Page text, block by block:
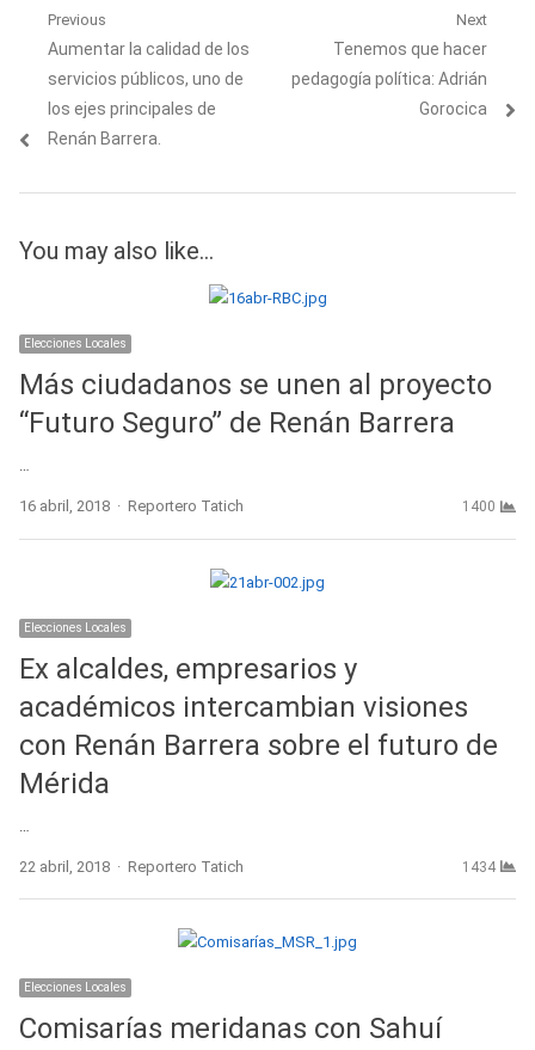
Navegación
de
entradas
Previous
Previous
post:
Aumentar la calidad de los
servicios públicos, uno de
los ejes principales de
Renán Barrera.
Next
Next
post:
Tenemos que hacer
pedagogía política: Adrián
Gorocica
You may also like...
Elecciones Locales
Más ciudadanos se unen al proyecto
“Futuro Seguro” de Renán Barrera
16 abril, 2018 Author
Reportero Tatich 1400
Elecciones Locales
Ex alcaldes, empresarios y
académicos intercambian visiones
con Renán Barrera sobre el futuro de
Mérida
22 abril, 2018 Author
Reportero Tatich 1434
Elecciones Locales
Comisarías meridanas con Sahuí